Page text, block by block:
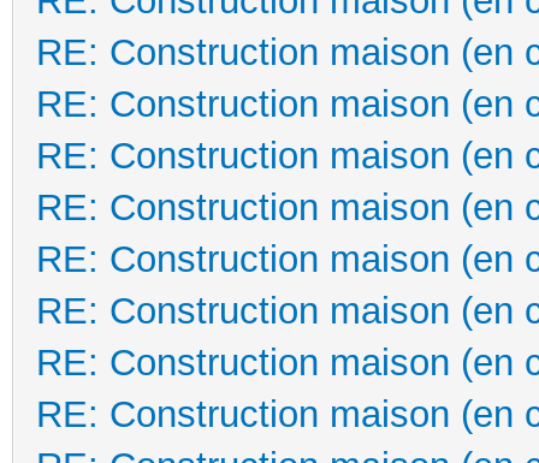
RE: Construction maison (en
RE: Construction maison (en
RE: Construction maison (en
RE: Construction maison (en
RE: Construction maison (en
RE: Construction maison (en
RE: Construction maison (en
RE: Construction maison (en